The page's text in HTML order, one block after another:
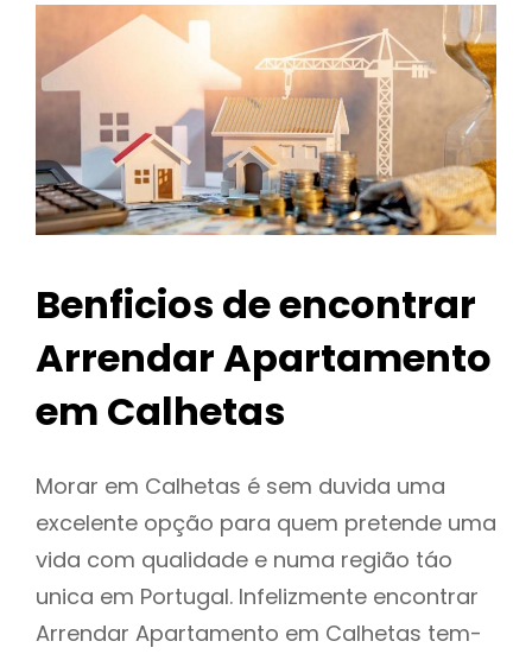
Benficios de encontrar
Arrendar Apartamento
em Calhetas
Morar em Calhetas é sem duvida uma
excelente opção para quem pretende uma
vida com qualidade e numa região táo
unica em Portugal. Infelizmente encontrar
Arrendar Apartamento em Calhetas tem-